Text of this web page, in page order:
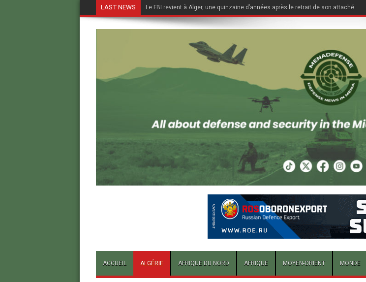
LAST NEWS Le FBI revient à Alger, une quinzaine d’années après le retrait de son attaché légal
ACCUEIL ALGÉRIE AFRIQUE DU NORD AFRIQUE MOYEN-ORIENT MONDE